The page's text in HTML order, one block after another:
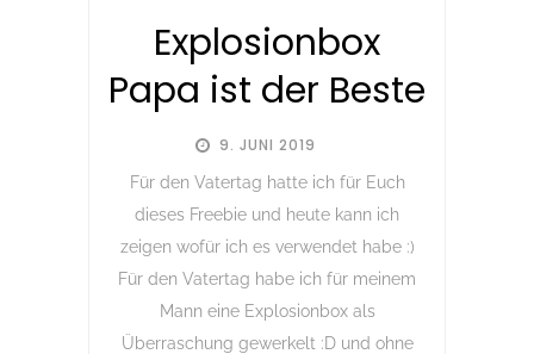
9. JUNI 2019
Explosionbox
Papa ist der Beste
Für den Vatertag hatte ich für Euch
dieses Freebie und heute kann ich
zeigen wofür ich es verwendet habe :)
Für den Vatertag habe ich für meinem
Mann eine Explosionbox als
Überraschung gewerkelt :D und ohne